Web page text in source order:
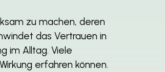
zu machen, deren
das Vertrauen in
im Alltag. Viele
erfahren können.